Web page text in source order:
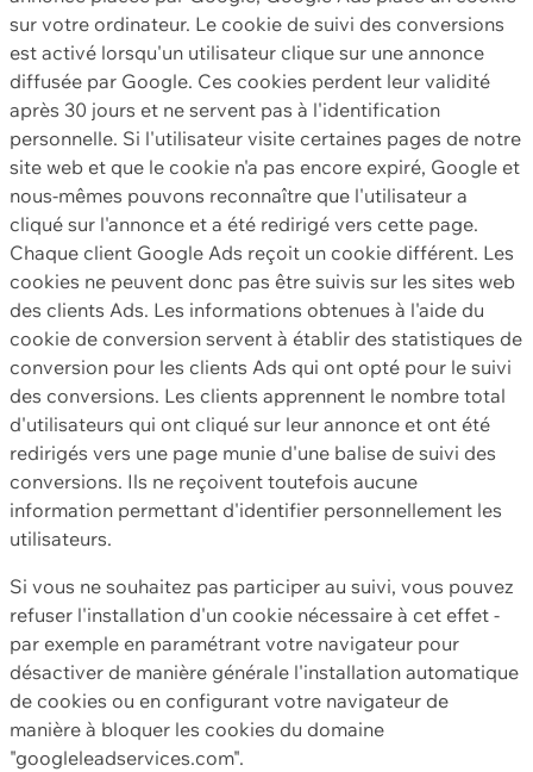
sur votre ordinateur. Le cookie de suivi des conversions
est activé lorsqu'un utilisateur clique sur une annonce
diffusée par Google. Ces cookies perdent leur validité
après 30 jours et ne servent pas à l'identification
personnelle. Si l'utilisateur visite certaines pages de notre
site web et que le cookie n'a pas encore expiré, Google et
nous-mêmes pouvons reconnaître que l'utilisateur a
cliqué sur l'annonce et a été redirigé vers cette page.
Chaque client Google Ads reçoit un cookie différent. Les
cookies ne peuvent donc pas être suivis sur les sites web
des clients Ads. Les informations obtenues à l'aide du
cookie de conversion servent à établir des statistiques de
conversion pour les clients Ads qui ont opté pour le suivi
des conversions. Les clients apprennent le nombre total
d'utilisateurs qui ont cliqué sur leur annonce et ont été
redirigés vers une page munie d'une balise de suivi des
conversions. Ils ne reçoivent toutefois aucune
information permettant d'identifier personnellement les
utilisateurs.
Si vous ne souhaitez pas participer au suivi, vous pouvez
refuser l'installation d'un cookie nécessaire à cet effet -
par exemple en paramétrant votre navigateur pour
désactiver de manière générale l'installation automatique
de cookies ou en configurant votre navigateur de
manière à bloquer les cookies du domaine
"googleleadservices.com".